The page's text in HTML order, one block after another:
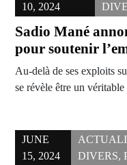
10, 2024
Sadio Mané
pour soutenir
Au-delà de ses exploits
se révèle être un
JUNE
15, 2024
DIVERS,